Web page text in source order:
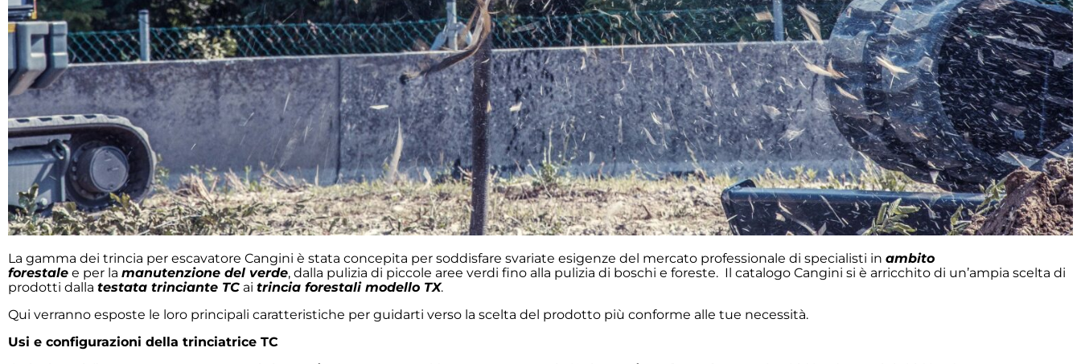
La gamma dei trincia per escavatore Cangini è stata concepita per soddisfare svariate esigenze del mercato professionale di specialisti in ambito
forestale e per la manutenzione del verde, dalla pulizia di piccole aree verdi fino alla pulizia di boschi e foreste. Il catalogo Cangini si è arricchito di un’ampia scelta di
prodotti dalla testata trinciante TC ai trincia forestali modello TX.
Qui verranno esposte le loro principali caratteristiche per guidarti verso la scelta del prodotto più conforme alle tue necessità.
Usi e configurazioni della trinciatrice TC